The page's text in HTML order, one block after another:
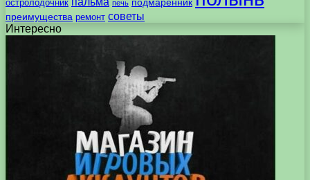
остролодочник печь
преимущества ремонт советы
Интересно